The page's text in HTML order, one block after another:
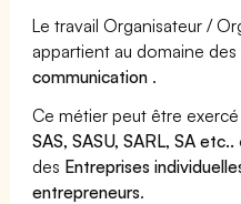
Le travail Organisateur /
appartient au domaine des
communication .
Ce métier peut être
SAS, SASU, SARL, SA etc..
des Entreprises
entrepreneurs.